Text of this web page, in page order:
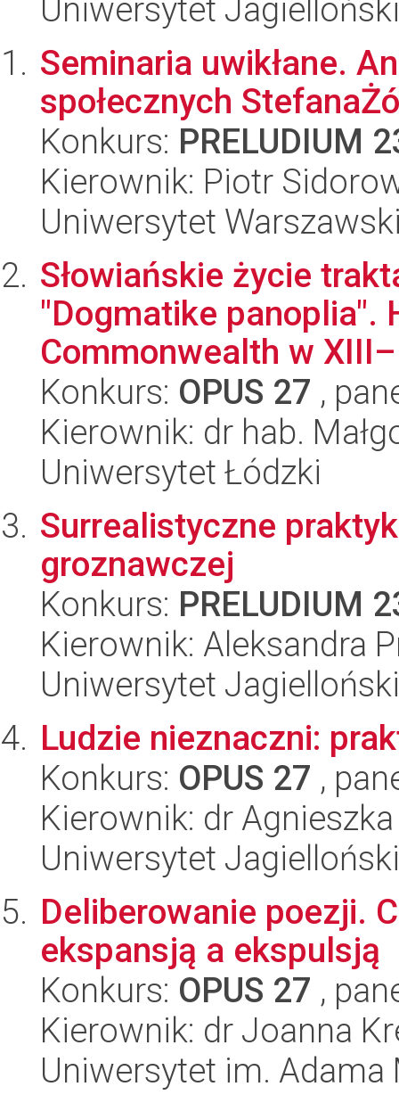
Uniwersytet Jagielloński
Seminaria uwikłane.
społecznych
Konkurs: PRELUDIUM
Kierownik: Piotr
Uniwersytet
Słowiańskie życie
"Dogmatike panoplia".
Commonwealth w
Konkurs: OPUS 27 ,
Kierownik: dr hab.
Uniwersytet Łódzki
Surrealistyczne
groznawczej
Konkurs: PRELUDIUM
Kierownik: Aleksandra
Uniwersytet Jagielloński
Ludzie nieznaczni:
Konkurs: OPUS 27 ,
Kierownik: dr
Uniwersytet Jagielloński
Deliberowanie poezji.
ekspansją a ekspulsją
Konkurs: OPUS 27 ,
Kierownik: dr Joanna
Uniwersytet im.